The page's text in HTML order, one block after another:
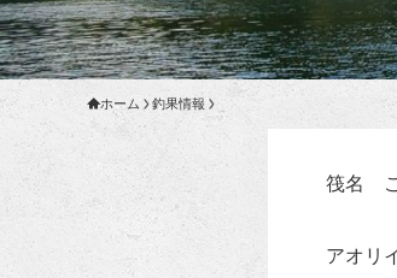
ホーム 釣果情報
筏名
アオリ